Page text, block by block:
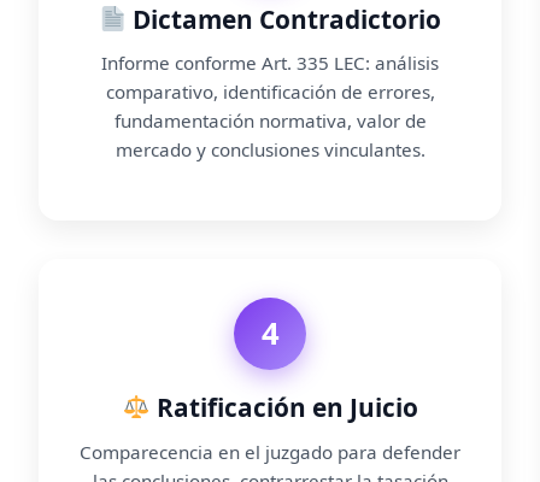
Dictamen Contradictorio
Informe conforme Art. 335 LEC: análisis
comparativo, identificación de errores,
fundamentación normativa, valor de
mercado y conclusiones vinculantes.
4
Ratificación en Juicio
Comparecencia en el juzgado para defender